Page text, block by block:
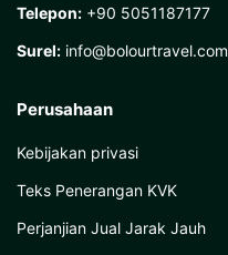
Telepon: +90 5051187177
Surel: info@bolourtravel.com
Perusahaan
Kebijakan privasi
Teks Penerangan KVK
Perjanjian Jual Jarak Jauh